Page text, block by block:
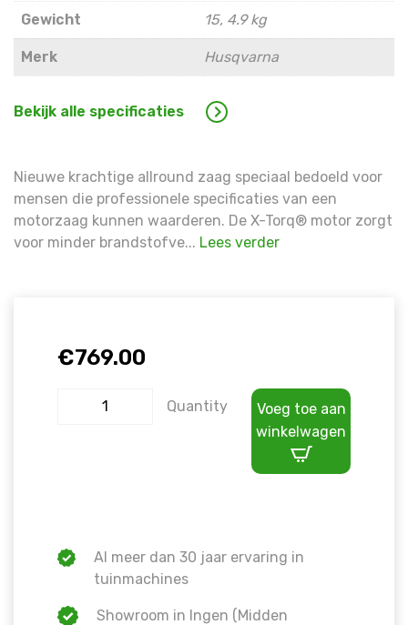
Gewicht 15, 4.9 kg
Merk Husqvarna
Bekijk alle specificaties
Nieuwe krachtige allround zaag speciaal bedoeld voor
mensen die professionele specificaties van een
motorzaag kunnen waarderen. De X-Torq® motor zorgt
voor minder brandstofve... Lees verder
€769.00
Quantity
Voeg toe aan
winkelwagen
Al meer dan 30 jaar ervaring in
tuinmachines
Showroom in Ingen (Midden